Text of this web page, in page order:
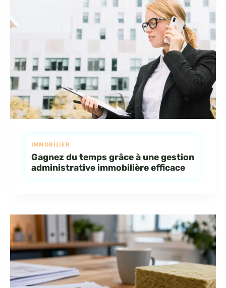
IMMOBILIER
Gagnez du temps grâce à une gestion
administrative immobilière efficace